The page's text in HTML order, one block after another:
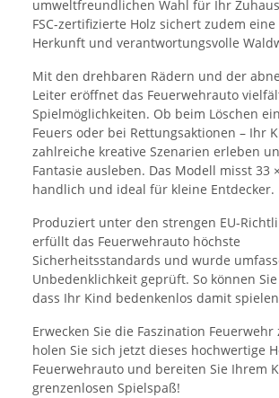
umweltfreundlichen Wahl für Ihr
FSC-zertifizierte Holz sichert zudem
Herkunft und verantwortungsvolle
Mit den drehbaren Rädern und der
Leiter eröffnet das Feuerwehrauto
Spielmöglichkeiten. Ob beim Löschen
Feuers oder bei Rettungsaktionen – Ihr
zahlreiche kreative Szenarien erleben
Fantasie ausleben. Das Modell misst 33
handlich und ideal für kleine Entdecker.
Produziert unter den strengen EU-
erfüllt das Feuerwehrauto höchste
Sicherheitsstandards und wurde
Unbedenklichkeit geprüft. So können
dass Ihr Kind bedenkenlos damit
Erwecken Sie die Faszination Feuerwehr
holen Sie sich jetzt dieses hochwertige
Feuerwehrauto und bereiten Sie Ihrem
grenzenlosen Spielspaß!